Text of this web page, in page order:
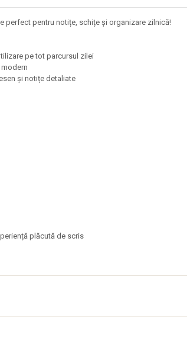
perfect pentru notițe, schițe și organizare zilnică!
pe tot parcursul zilei
și notițe detaliate
plăcută de scris